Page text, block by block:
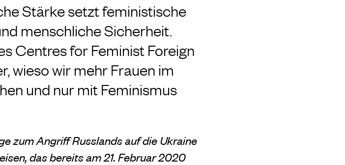
Stärke setzt feministische
menschliche Sicherheit.
Centres for Feminist Foreign
wieso wir mehr Frauen im
und nur mit Feminismus
zum Angriff Russlands auf die Ukraine
das bereits am 21. Februar 2020